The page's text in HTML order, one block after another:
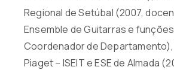
Regional de Setúbal (2007,
Ensemble de Guitarras e
Coordenador de
Piaget – ISEIT e ESE de Almada